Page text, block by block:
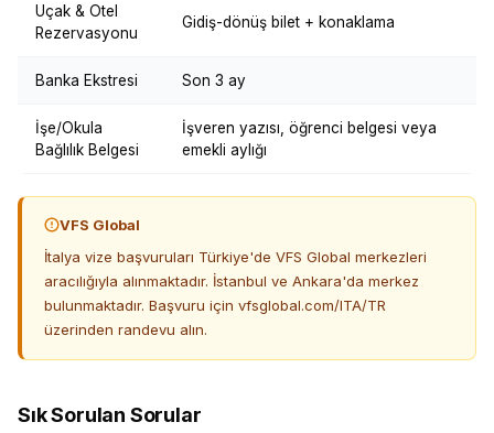
Uçak & Otel
Rezervasyonu
Gidiş-dönüş bilet + konaklama
Banka Ekstresi Son 3 ay
İşe/Okula
Bağlılık Belgesi
İşveren yazısı, öğrenci belgesi veya
emekli aylığı
VFS Global
İtalya vize başvuruları Türkiye'de VFS Global merkezleri
aracılığıyla alınmaktadır. İstanbul ve Ankara'da merkez
bulunmaktadır. Başvuru için vfsglobal.com/ITA/TR
üzerinden randevu alın.
Sık Sorulan Sorular